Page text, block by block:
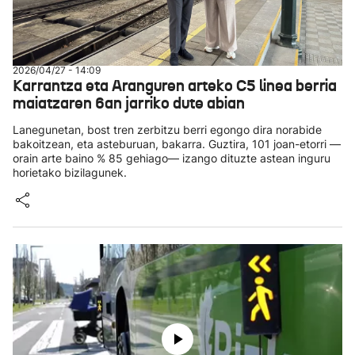
2026/04/27 - 14:09
Karrantza eta Aranguren arteko C5 linea berria
maiatzaren 6an jarriko dute abian
Lanegunetan, bost tren zerbitzu berri egongo dira norabide
bakoitzean, eta asteburuan, bakarra. Guztira, 101 joan-etorri —
orain arte baino % 85 gehiago— izango dituzte astean inguru
horietako bizilagunek.